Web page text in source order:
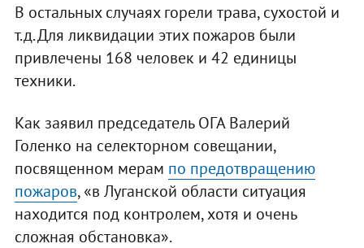
В остальных случаях горели трава, сухостой и
т.д. Для ликвидации этих пожаров были
привлечены 168 человек и 42 единицы
техники.
Как заявил председатель ОГА Валерий
Голенко на селекторном совещании,
посвященном мерам по предотвращению
пожаров, «в Луганской области ситуация
находится под контролем, хотя и очень
сложная обстановка».